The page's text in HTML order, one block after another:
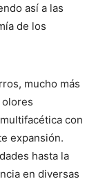
así a las
de los
mucho más
con
expansión.
hasta la
en diversas